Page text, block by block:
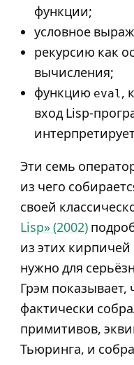
функции;
условное
рекурсию как
вычисления;
функцию eval ,
вход Lisp-
Эти семь
из чего
своей
Lisp» (2002)
из этих кирпичей
нужно для
Грэм показывает,
фактически
примитивов,
Тьюринга, и